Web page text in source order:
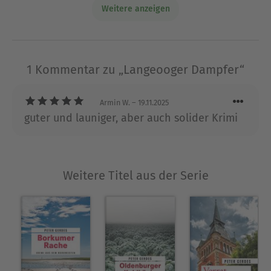
neue Buch« nominiert. Für das SYNDIKAT e. V.
PEN Berlin. 2024 wurde Gerdes Senioren-
Landesmeister im Bogenschießen.
Ausblenden
Weitere anzeigen
1 Kommentar zu „Langeooger Dampfer“
Armin W. – 19.11.2025
guter und launiger, aber auch solider Krimi
Weitere Titel aus der Serie